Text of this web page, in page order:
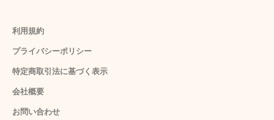
利用規約
プライバシーポリシー
特定商取引法に基づく表示
会社概要
お問い合わせ